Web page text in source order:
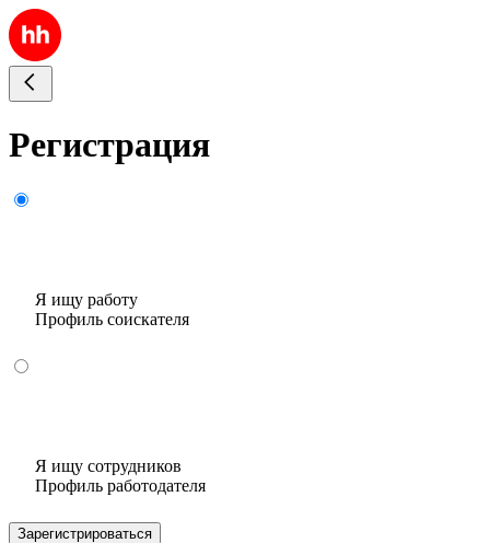
Регистрация
Я ищу работу
Профиль соискателя
Я ищу сотрудников
Профиль работодателя
Зарегистрироваться